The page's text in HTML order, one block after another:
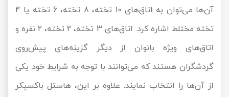
آن‌ها می‌توان به اتاق‌های 10 تخته، 8 تخته، 6 تخته یا 4
تخته مختلط اشاره کرد. اتاق‌های 3 تخته، 2 تخته، 2 نفره و
اتاق‌های ویژه بانوان از دیگر گزینه‌های پیش‌روی
گردشگران هستند که می‌توانند با توجه به شرایط خود یکی
از آن‌ها را انتخاب نمایند. علاوه بر این، هاستل باکسپکر